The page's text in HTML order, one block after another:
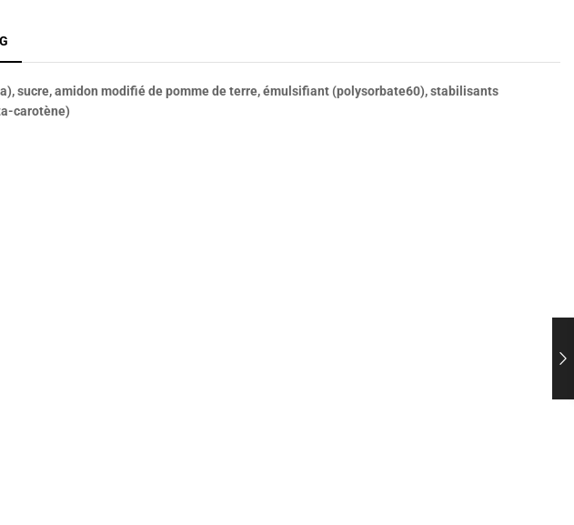
sucre, amidon modifié de pomme de terre, émulsifiant (polysorbate60), stabilisants
carotène)